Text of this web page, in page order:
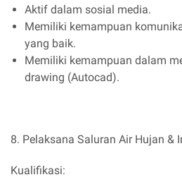
Aktif dalam sosial media.
Memiliki kemampuan
yang baik.
Memiliki kemampuan dalam
drawing (Autocad).
8. Pelaksana Saluran Air Hujan &
Kualifikasi: